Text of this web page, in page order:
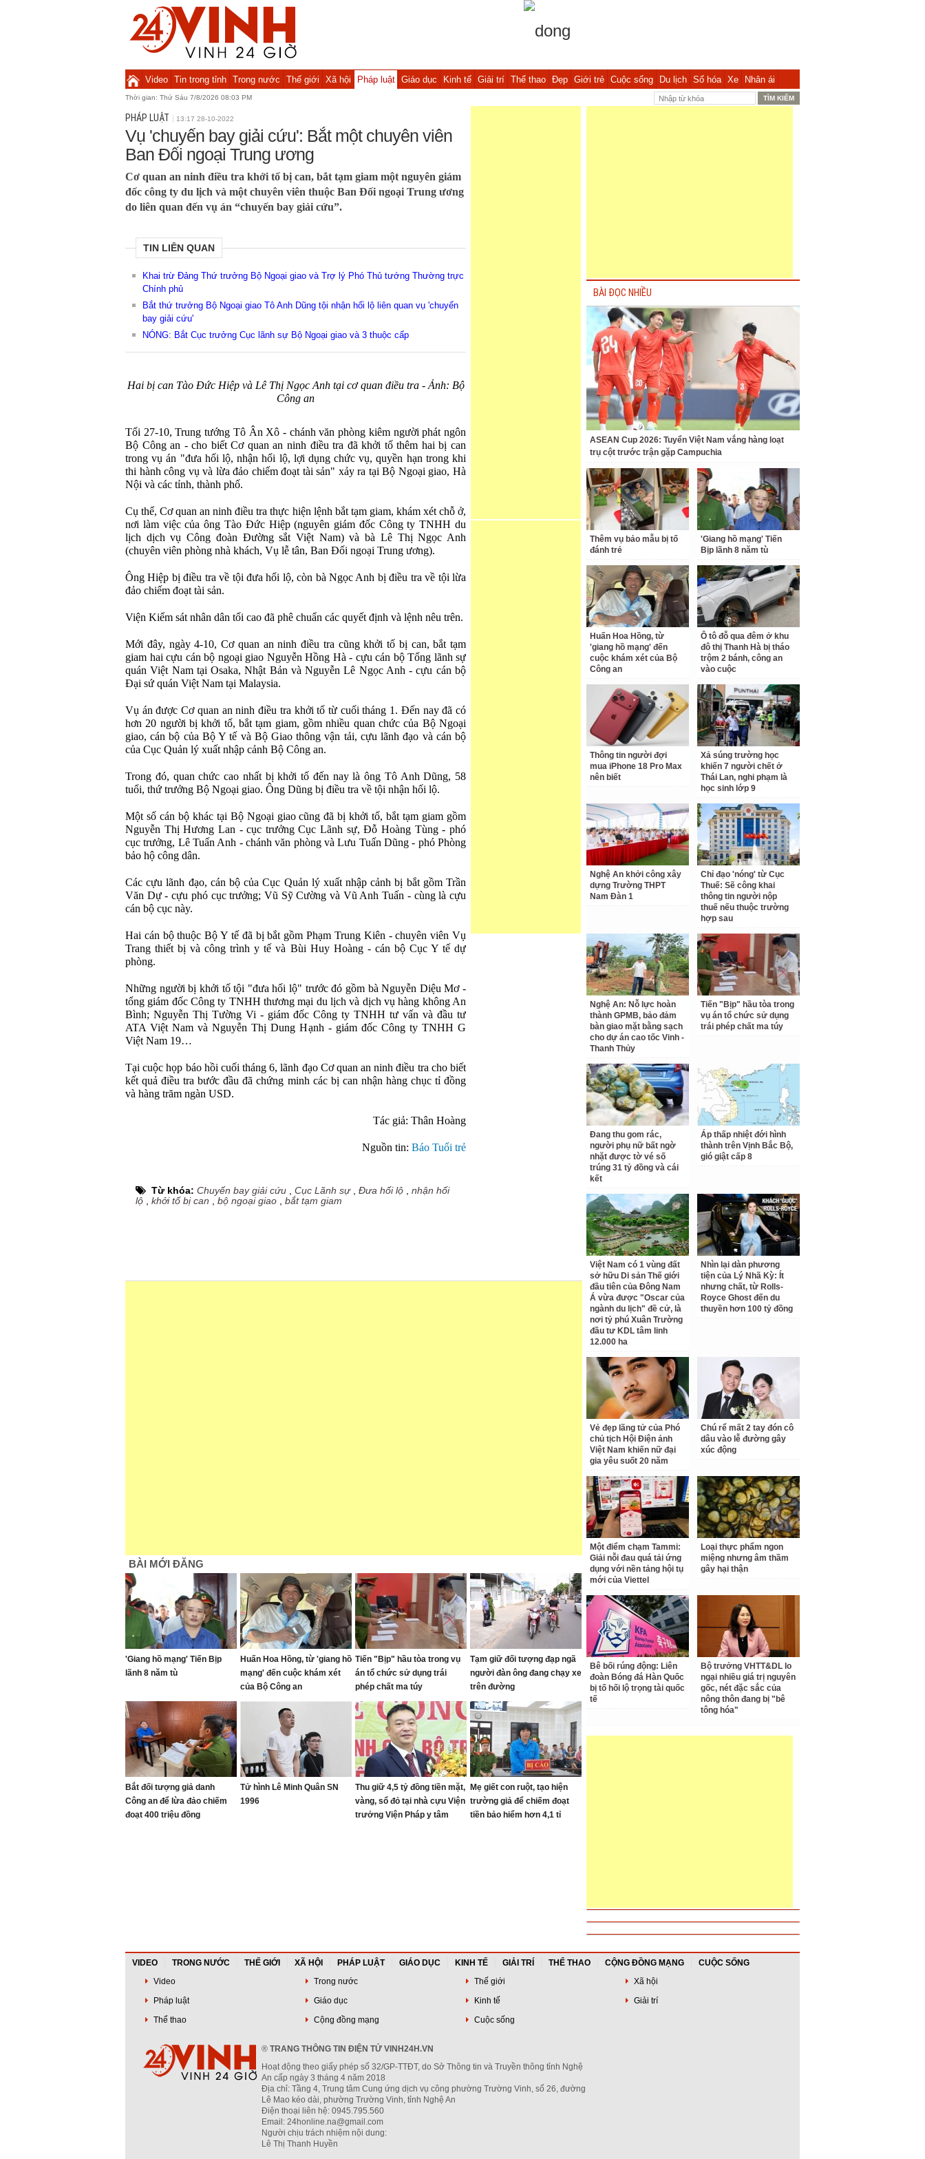
Video Tin trong tỉnh Trong nước Thế giới Xã hội Pháp luật Giáo dục Kinh tế Giải trí Thể thao Đẹp Giới trẻ Cuộc sống Du lịch Số hóa Xe Nhân ái
Thời gian: Thứ Sáu 7/8/2026 08:03 PM
PHÁP LUẬT 13:17 28-10-2022
Vụ 'chuyến bay giải cứu': Bắt một chuyên viên
Ban Đối ngoại Trung ương
Cơ quan an ninh điều tra khởi tố bị can, bắt tạm giam một nguyên giám
đốc công ty du lịch và một chuyên viên thuộc Ban Đối ngoại Trung ương
do liên quan đến vụ án “chuyến bay giải cứu”.
TIN LIÊN QUAN
Khai trừ Đảng Thứ trưởng Bộ Ngoại giao và Trợ lý Phó Thủ tướng Thường trực
Chính phủ
Bắt thứ trưởng Bộ Ngoại giao Tô Anh Dũng tội nhận hối lộ liên quan vụ 'chuyến
bay giải cứu'
NÓNG: Bắt Cục trưởng Cục lãnh sự Bộ Ngoại giao và 3 thuộc cấp
Hai bị can Tào Đức Hiệp và Lê Thị Ngọc Anh tại cơ quan điều tra - Ảnh: Bộ
Công an
Tối 27-10, Trung tướng Tô Ân Xô - chánh văn phòng kiêm người phát ngôn
Bộ Công an - cho biết Cơ quan an ninh điều tra đã khởi tố thêm hai bị can
trong vụ án "đưa hối lộ, nhận hối lộ, lợi dụng chức vụ, quyền hạn trong khi
thi hành công vụ và lừa đảo chiếm đoạt tài sản" xảy ra tại Bộ Ngoại giao, Hà
Nội và các tỉnh, thành phố.
Cụ thể, Cơ quan an ninh điều tra thực hiện lệnh bắt tạm giam, khám xét chỗ ở,
nơi làm việc của ông Tào Đức Hiệp (nguyên giám đốc Công ty TNHH du
lịch dịch vụ Công đoàn Đường sắt Việt Nam) và bà Lê Thị Ngọc Anh
(chuyên viên phòng nhà khách, Vụ lễ tân, Ban Đối ngoại Trung ương).
Ông Hiệp bị điều tra về tội đưa hối lộ, còn bà Ngọc Anh bị điều tra về tội lừa
đảo chiếm đoạt tài sản.
Viện Kiểm sát nhân dân tối cao đã phê chuẩn các quyết định và lệnh nêu trên.
Mới đây, ngày 4-10, Cơ quan an ninh điều tra cũng khởi tố bị can, bắt tạm
giam hai cựu cán bộ ngoại giao Nguyễn Hồng Hà - cựu cán bộ Tổng lãnh sự
quán Việt Nam tại Osaka, Nhật Bản và Nguyễn Lê Ngọc Anh - cựu cán bộ
Đại sứ quán Việt Nam tại Malaysia.
Vụ án được Cơ quan an ninh điều tra khởi tố từ cuối tháng 1. Đến nay đã có
hơn 20 người bị khởi tố, bắt tạm giam, gồm nhiều quan chức của Bộ Ngoại
giao, cán bộ của Bộ Y tế và Bộ Giao thông vận tải, cựu lãnh đạo và cán bộ
của Cục Quản lý xuất nhập cảnh Bộ Công an.
Trong đó, quan chức cao nhất bị khởi tố đến nay là ông Tô Anh Dũng, 58
tuổi, thứ trưởng Bộ Ngoại giao. Ông Dũng bị điều tra về tội nhận hối lộ.
Một số cán bộ khác tại Bộ Ngoại giao cũng đã bị khởi tố, bắt tạm giam gồm
Nguyễn Thị Hương Lan - cục trưởng Cục Lãnh sự, Đỗ Hoàng Tùng - phó
cục trưởng, Lê Tuấn Anh - chánh văn phòng và Lưu Tuấn Dũng - phó Phòng
bảo hộ công dân.
Các cựu lãnh đạo, cán bộ của Cục Quản lý xuất nhập cảnh bị bắt gồm Trần
Văn Dự - cựu phó cục trưởng; Vũ Sỹ Cường và Vũ Anh Tuấn - cùng là cựu
cán bộ cục này.
Hai cán bộ thuộc Bộ Y tế đã bị bắt gồm Phạm Trung Kiên - chuyên viên Vụ
Trang thiết bị và công trình y tế và Bùi Huy Hoàng - cán bộ Cục Y tế dự
phòng.
Những người bị khởi tố tội "đưa hối lộ" trước đó gồm bà Nguyễn Diệu Mơ -
tổng giám đốc Công ty TNHH thương mại du lịch và dịch vụ hàng không An
Bình; Nguyễn Thị Tường Vi - giám đốc Công ty TNHH tư vấn và đầu tư
ATA Việt Nam và Nguyễn Thị Dung Hạnh - giám đốc Công ty TNHH G
Việt Nam 19…
Tại cuộc họp báo hồi cuối tháng 6, lãnh đạo Cơ quan an ninh điều tra cho biết
kết quả điều tra bước đầu đã chứng minh các bị can nhận hàng chục tỉ đồng
và hàng trăm ngàn USD.
Tác giả: Thân Hoàng
Nguồn tin: Báo Tuổi trẻ
Từ khóa: Chuyến bay giải cứu Cục Lãnh sự, Đưa hối lộ
nhận hối
lộ
khởi tố bị can bộ ngoại giao bắt tạm giam
BÀI MỚI ĐĂNG
'Giang hồ mạng' Tiến Bịp
lãnh 8 năm tù
Huấn Hoa Hồng, từ 'giang hồ
mạng' đến cuộc khám xét
của Bộ Công an
Tiến "Bịp" hầu tòa trong vụ
án tổ chức sử dụng trái
phép chất ma túy
Tạm giữ đối tượng đạp ngã
người đàn ông đang chạy xe
trên đường
Bắt đối tượng giả danh
Công an để lừa đảo chiếm
đoạt 400 triệu đồng
Tử hình Lê Minh Quân SN
1996
Thu giữ 4,5 tỷ đồng tiền mặt,
vàng, sổ đỏ tại nhà cựu Viện
trưởng Viện Pháp y tâm
Mẹ giết con ruột, tạo hiện
trường giả để chiếm đoạt
tiền bảo hiểm hơn 4,1 tỉ
BÀI ĐỌC NHIỀU
ASEAN Cup 2026: Tuyển Việt Nam vắng hàng loạt
trụ cột trước trận gặp Campuchia
Thêm vụ bảo mẫu bị tố
đánh trẻ
'Giang hồ mạng' Tiến
Bịp lãnh 8 năm tù
Huấn Hoa Hồng, từ
'giang hồ mạng' đến
cuộc khám xét của Bộ
Công an
Ô tô đỗ qua đêm ở khu
đô thị Thanh Hà bị tháo
trộm 2 bánh, công an
vào cuộc
Thông tin người đợi
mua iPhone 18 Pro Max
nên biết
Xả súng trường học
khiến 7 người chết ở
Thái Lan, nghi phạm là
học sinh lớp 9
Nghệ An khởi công xây
dựng Trường THPT
Nam Đàn 1
Chỉ đạo 'nóng' từ Cục
Thuế: Sẽ công khai
thông tin người nộp
thuế nếu thuộc trường
hợp sau
Nghệ An: Nỗ lực hoàn
thành GPMB, bảo đảm
bàn giao mặt bằng sạch
cho dự án cao tốc Vinh -
Thanh Thủy
Tiến "Bịp" hầu tòa trong
vụ án tổ chức sử dụng
trái phép chất ma túy
Đang thu gom rác,
người phụ nữ bất ngờ
nhặt được tờ vé số
trúng 31 tỷ đồng và cái
kết
Áp thấp nhiệt đới hình
thành trên Vịnh Bắc Bộ,
gió giật cấp 8
Việt Nam có 1 vùng đất
sở hữu Di sản Thế giới
đầu tiên của Đông Nam
Á vừa được "Oscar của
ngành du lịch" đề cử, là
nơi tỷ phú Xuân Trường
đầu tư KDL tâm linh
12.000 ha
Nhìn lại dàn phương
tiện của Lý Nhã Kỳ: Ít
nhưng chất, từ Rolls-
Royce Ghost đến du
thuyền hơn 100 tỷ đồng
Vẻ đẹp lãng tử của Phó
chủ tịch Hội Điện ảnh
Việt Nam khiến nữ đại
gia yêu suốt 20 năm
Chú rể mất 2 tay đón cô
dâu vào lễ đường gây
xúc động
Một điểm chạm Tammi:
Giải nỗi đau quá tải ứng
dụng với nền tảng hội tụ
mới của Viettel
Loại thực phẩm ngon
miệng nhưng âm thầm
gây hại thận
Bê bối rúng động: Liên
đoàn Bóng đá Hàn Quốc
bị tố hối lộ trọng tài quốc
tế
Bộ trưởng VHTT&DL lo
ngại nhiều giá trị nguyên
gốc, nét đặc sắc của
nông thôn đang bị "bê
tông hóa"
VIDEO TRONG NƯỚC THẾ GIỚI XÃ HỘI PHÁP LUẬT GIÁO DỤC KINH TẾ GIẢI TRÍ THỂ THAO CỘNG ĐỒNG MẠNG
CUỘC SỐNG
Video
Trong nước Thế giới
Xã hội
Pháp luật
Giáo dục Kinh tế
Giải trí
Thể thao
Cộng đồng mạng Cuộc sống
® TRANG THÔNG TIN ĐIỆN TỬ VINH24H.VN
Hoạt động theo giấy phép số 32/GP-TTĐT, do Sở Thông tin và Truyền thông tỉnh Nghệ
An cấp ngày 3 tháng 4 năm 2018
Địa chỉ: Tầng 4, Trung tâm Cung ứng dịch vụ công phường Trường Vinh, số 26, đường
Lê Mao kéo dài, phường Trường Vinh, tỉnh Nghệ An
Điện thoại liên hệ: 0945.795.560
Email: 24honline.na@gmail.com
Người chịu trách nhiệm nội dung:
Lê Thị Thanh Huyền